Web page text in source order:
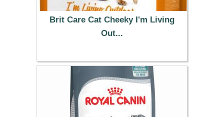
Brit Care Cat Cheeky I'm Living
Out...
13.99 €